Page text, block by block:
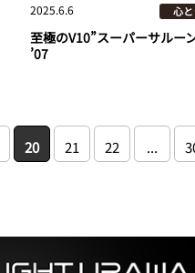
2025.6.6 心
至極のV10”スーパーサルー
’07
20 21 22 ...